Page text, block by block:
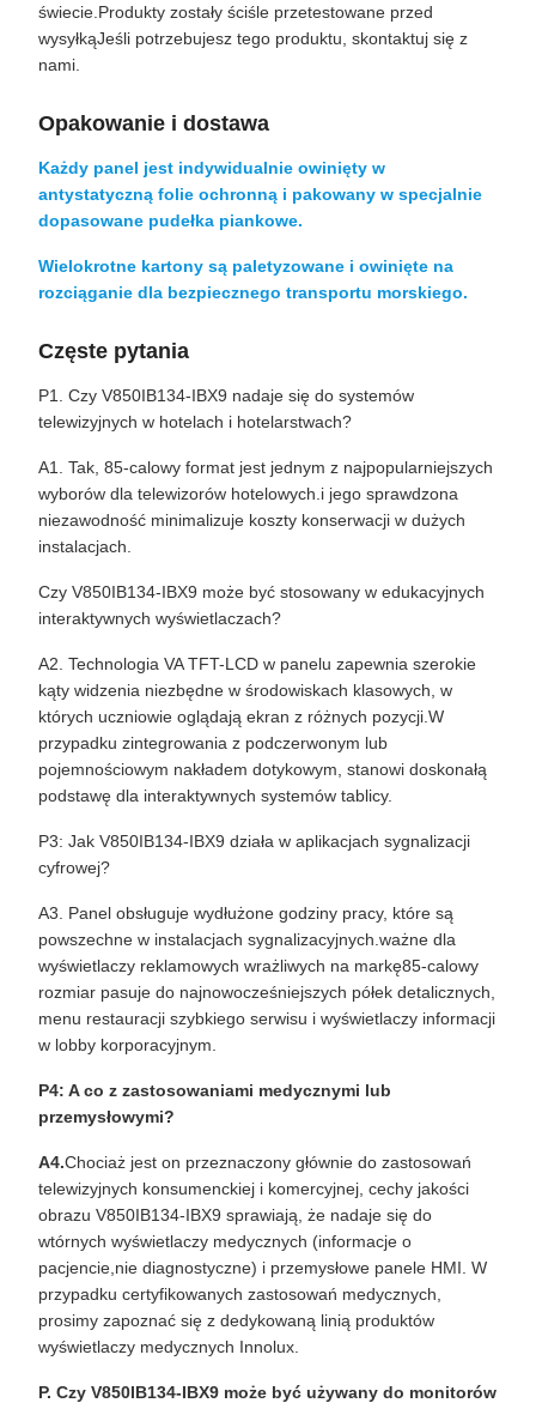
świecie.Produkty zostały ściśle przetestowane przed
wysyłkąJeśli potrzebujesz tego produktu, skontaktuj się z
nami.
Opakowanie i dostawa
Każdy panel jest indywidualnie owinięty w
antystatyczną folie ochronną i pakowany w specjalnie
dopasowane pudełka piankowe.
Wielokrotne kartony są paletyzowane i owinięte na
rozciąganie dla bezpiecznego transportu morskiego.
Częste pytania
P1. Czy V850IB134-IBX9 nadaje się do systemów
telewizyjnych w hotelach i hotelarstwach?
A1. Tak, 85-calowy format jest jednym z najpopularniejszych
wyborów dla telewizorów hotelowych.i jego sprawdzona
niezawodność minimalizuje koszty konserwacji w dużych
instalacjach.
Czy V850IB134-IBX9 może być stosowany w edukacyjnych
interaktywnych wyświetlaczach?
A2. Technologia VA TFT-LCD w panelu zapewnia szerokie
kąty widzenia niezbędne w środowiskach klasowych, w
których uczniowie oglądają ekran z różnych pozycji.W
przypadku zintegrowania z podczerwonym lub
pojemnościowym nakładem dotykowym, stanowi doskonałą
podstawę dla interaktywnych systemów tablicy.
P3: Jak V850IB134-IBX9 działa w aplikacjach sygnalizacji
cyfrowej?
A3. Panel obsługuje wydłużone godziny pracy, które są
powszechne w instalacjach sygnalizacyjnych.ważne dla
wyświetlaczy reklamowych wrażliwych na markę85-calowy
rozmiar pasuje do najnowocześniejszych półek detalicznych,
menu restauracji szybkiego serwisu i wyświetlaczy informacji
w lobby korporacyjnym.
P4: A co z zastosowaniami medycznymi lub
przemysłowymi?
A4.Chociaż jest on przeznaczony głównie do zastosowań
telewizyjnych konsumenckiej i komercyjnej, cechy jakości
obrazu V850IB134-IBX9 sprawiają, że nadaje się do
wtórnych wyświetlaczy medycznych (informacje o
pacjencie,nie diagnostyczne) i przemysłowe panele HMI. W
przypadku certyfikowanych zastosowań medycznych,
prosimy zapoznać się z dedykowaną linią produktów
wyświetlaczy medycznych Innolux.
P. Czy V850IB134-IBX9 może być używany do monitorów